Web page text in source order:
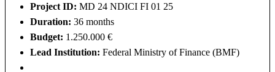
Project ID: MD 24 NDICI FI 01 25
Duration: 36 months
Budget: 1.250.000 €
Lead Institution: Federal Ministry of Finance (BMF)